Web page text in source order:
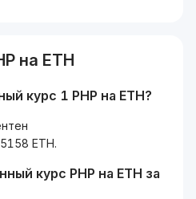
на ETH
курс 1 PHP на ETH?
ETH.
курс PHP на ETH за